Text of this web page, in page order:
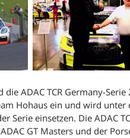
die ADAC TCR Germany-
Hohaus ein und wird unter
Serie einsetzen. Die ADAC
GT Masters und der